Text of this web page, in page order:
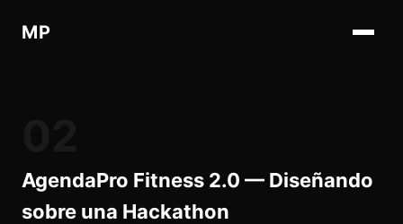
MP
AgendaPro Fitness 2.0 — Diseñando
sobre una Hackathon